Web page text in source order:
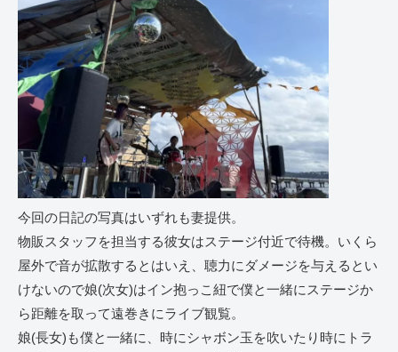
今回の日記の写真はいずれも妻提供。
物販スタッフを担当する彼女はステージ付近で待機。いくら
屋外で音が拡散するとはいえ、聴力にダメージを与えるとい
けないので娘(次女)はイン抱っこ紐で僕と一緒にステージか
ら距離を取って遠巻きにライブ観覧。
娘(長女)も僕と一緒に、時にシャボン玉を吹いたり時にトラ